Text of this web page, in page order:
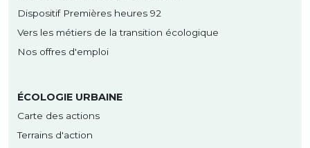
Dispositif Premières heures 92
Vers les métiers de la transition écologique
Nos offres d'emploi
ÉCOLOGIE URBAINE
Carte des actions
Terrains d'action